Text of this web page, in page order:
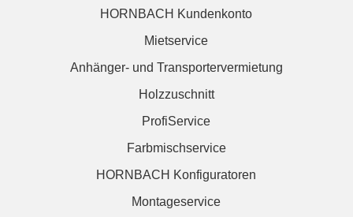
HORNBACH Kundenkonto
Mietservice
Anhänger- und Transportervermietung
Holzzuschnitt
ProfiService
Farbmischservice
HORNBACH Konfiguratoren
Montageservice